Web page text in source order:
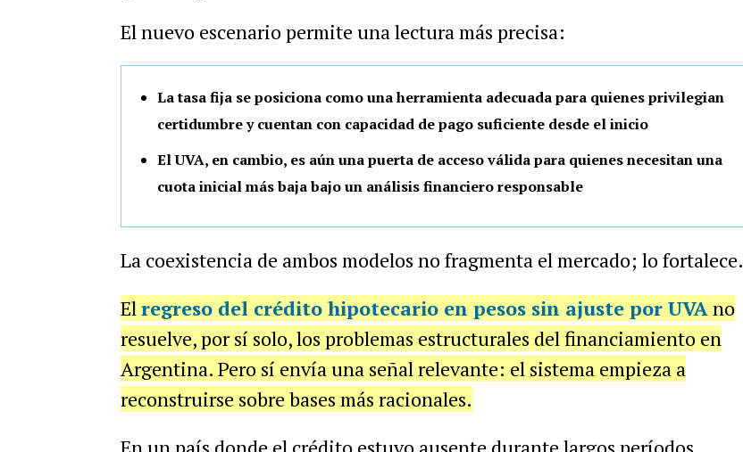
El nuevo escenario permite una lectura más precisa:
La tasa fija se posiciona como una herramienta adecuada para quienes privilegian
certidumbre y cuentan con capacidad de pago suficiente desde el inicio
El UVA, en cambio, es aún una puerta de acceso válida para quienes necesitan una
cuota inicial más baja bajo un análisis financiero responsable
La coexistencia de ambos modelos no fragmenta el mercado; lo fortalece.
Elregreso del crédito hipotecario en pesos sin ajuste por UVAno
resuelve, por sí solo, los problemas estructurales del financiamiento en
Argentina. Pero sí envía una señal relevante: el sistema empieza a
reconstruirse sobre bases más racionales.